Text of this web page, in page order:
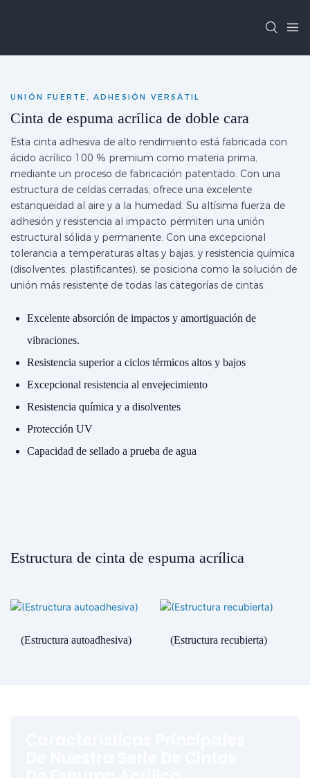
UNIÓN FUERTE, ADHESIÓN VERSÁTIL
Cinta de espuma acrílica de doble cara
Esta cinta adhesiva de alto rendimiento está fabricada con
ácido acrílico 100 % premium como materia prima,
mediante un proceso de fabricación patentado. Con una
estructura de celdas cerradas, ofrece una excelente
estanqueidad al aire y a la humedad. Su altísima fuerza de
adhesión y resistencia al impacto permiten una unión
estructural sólida y permanente. Con una excepcional
tolerancia a temperaturas altas y bajas, y resistencia química
(disolventes, plastificantes), se posiciona como la solución de
unión más resistente de todas las categorías de cintas.
Excelente absorción de impactos y amortiguación de
vibraciones.
Resistencia superior a ciclos térmicos altos y bajos
Excepcional resistencia al envejecimiento
Resistencia química y a disolventes
Protección UV
Capacidad de sellado a prueba de agua
Estructura de cinta de espuma acrílica
(Estructura autoadhesiva) (Estructura recubierta)